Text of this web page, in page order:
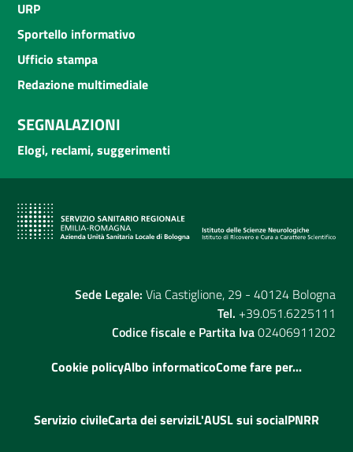
URP
Sportello informativo
Ufficio stampa
Redazione multimediale
SEGNALAZIONI
Elogi, reclami, suggerimenti
Sede Legale: Via Castiglione, 29 - 40124 Bologna
Tel. +39.051.6225111
Codice fiscale e Partita Iva02406911202
Cookie policyAlbo informaticoCome fare per...
Servizio civileCarta dei serviziL'AUSL sui socialPNRR